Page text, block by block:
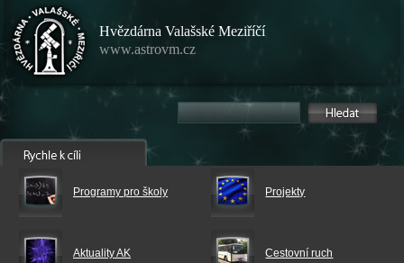
Hvězdárna Valašské Meziříčí
www.astrovm.cz
Programy pro školy Projekty
Aktuality AK Cestovní ruch